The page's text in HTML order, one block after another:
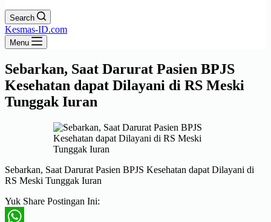
Search
Kesmas-ID.com
Menu
Sebarkan, Saat Darurat Pasien BPJS
Kesehatan dapat Dilayani di RS Meski
Tunggak Iuran
Sebarkan, Saat Darurat Pasien BPJS Kesehatan dapat Dilayani di
RS Meski Tunggak Iuran
Yuk Share Postingan Ini: